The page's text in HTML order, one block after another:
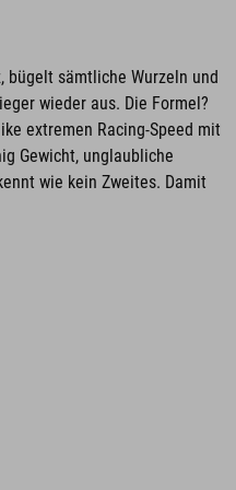
bügelt sämtliche Wurzeln und
wieder aus. Die Formel?
extremen Racing-Speed mit
Gewicht, unglaubliche
wie kein Zweites. Damit